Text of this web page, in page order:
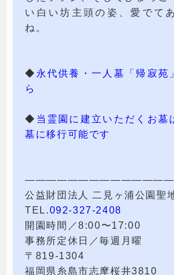
い白い坊主頭の姿、愛でて
ね。
◆ 永代供養・一人墓「帰寂苑
ら
◆ 当霊園に建立いただくお墓
墓に移行可能です
公益財団法人 二見ヶ浦公園聖
TEL.092-327-2408
開園時間／8:00〜17:00
事務所定休日／毎週月曜
〒819-1304
福岡県糸島市志摩桜井3810